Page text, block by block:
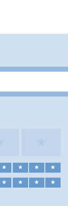
★ ★ ★ ★
★ ★ ★ ★